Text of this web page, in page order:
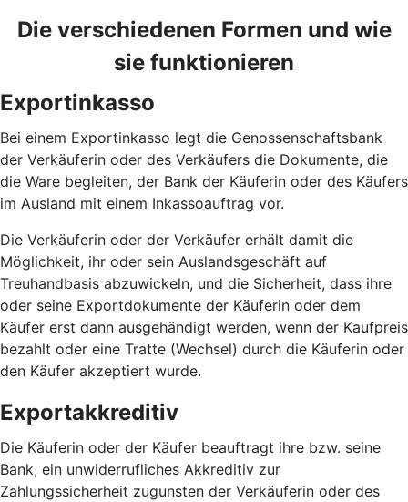
Die verschiedenen Formen und wie
sie funktionieren
Exportinkasso
Bei einem Exportinkasso legt die Genossenschaftsbank
der Verkäuferin oder des Verkäufers die Dokumente, die
die Ware begleiten, der Bank der Käuferin oder des Käufers
im Ausland mit einem Inkassoauftrag vor.
Die Verkäuferin oder der Verkäufer erhält damit die
Möglichkeit, ihr oder sein Auslandsgeschäft auf
Treuhandbasis abzuwickeln, und die Sicherheit, dass ihre
oder seine Exportdokumente der Käuferin oder dem
Käufer erst dann ausgehändigt werden, wenn der Kaufpreis
bezahlt oder eine Tratte (Wechsel) durch die Käuferin oder
den Käufer akzeptiert wurde.
Exportakkreditiv
Die Käuferin oder der Käufer beauftragt ihre bzw. seine
Bank, ein unwiderrufliches Akkreditiv zur
Zahlungssicherheit zugunsten der Verkäuferin oder des